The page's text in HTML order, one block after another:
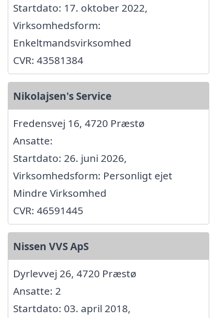
Startdato: 17. oktober 2022,
Virksomhedsform:
Enkeltmandsvirksomhed
CVR: 43581384
Nikolajsen's Service
Fredensvej 16, 4720 Præstø
Ansatte:
Startdato: 26. juni 2026,
Virksomhedsform: Personligt ejet
Mindre Virksomhed
CVR: 46591445
Nissen VVS ApS
Dyrlevvej 26, 4720 Præstø
Ansatte: 2
Startdato: 03. april 2018,